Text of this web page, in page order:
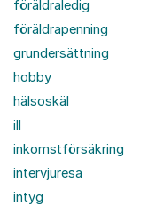
föräldraledig
föräldrapenning
grundersättning
hobby
hälsoskäl
ill
inkomstförsäkring
intervjuresa
intyg